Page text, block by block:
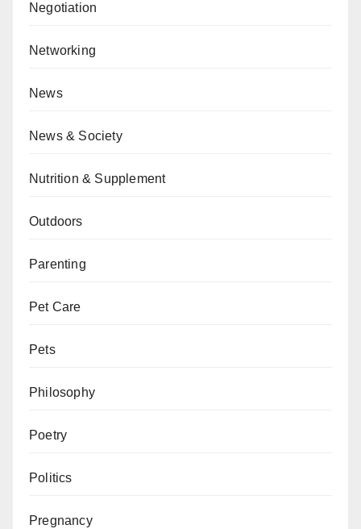
Negotiation
Networking
News
News & Society
Nutrition & Supplement
Outdoors
Parenting
Pet Care
Pets
Philosophy
Poetry
Politics
Pregnancy